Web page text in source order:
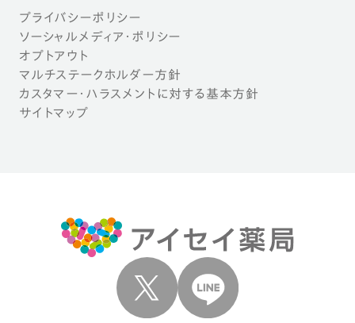
プライバシーポリシー
ソーシャルメディア・ポリシー
オプトアウト
マルチステークホルダー方針
カスタマー・ハラスメントに対する基本方針
サイトマップ